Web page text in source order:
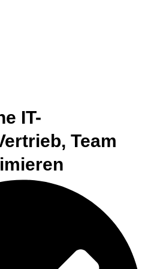
IT-
Team